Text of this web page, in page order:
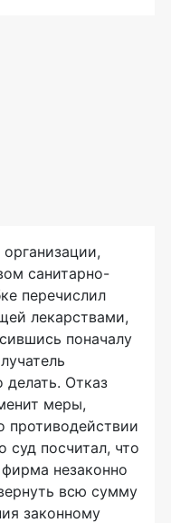
санитарно-
перечислил
лекарствами,
поначалу
делать. Отказ
меры,
противодействии
посчитал, что
незаконно
всю сумму
законному